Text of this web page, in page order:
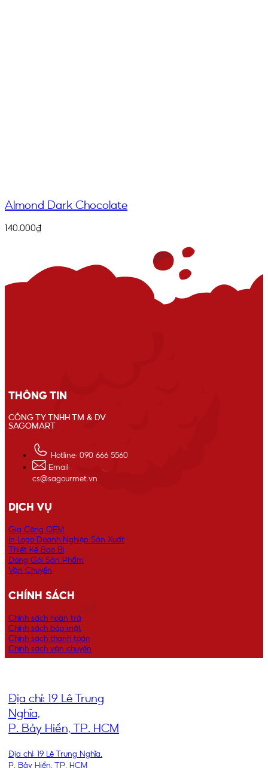
Almond Dark Chocolate
140.000₫
THÔNG TIN
CÔNG TY TNHH TM & DV
SAGOMART
Hotline: 090 666 5560
Email:
cs@sagourmet.vn
DỊCH VỤ
Gia Công OEM
In Logo Doanh Nghiệp Sản Xuất
Thiết Kế Bao Bì
Đóng Gói Sản Phẩm
Vận Chuyển
CHÍNH SÁCH
Chính sách hoàn trả
Chính sách bảo mật
Chính sách thanh toán
Chính sách vận chuyển
Địa chỉ: 19 Lê Trung
Nghĩa,
P. Bảy Hiền, TP. HCM
Địa chỉ: 19 Lê Trung Nghĩa,
P. Bảy Hiền, TP. HCM